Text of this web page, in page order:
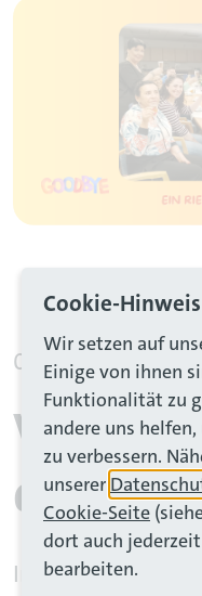
Karussell zu
Karussell
01. Juni 2026
den
Im Albert Schmidt
Cookie-Hinweis
Wir setzen auf
Einige von ihnen
Funktionalität zu
andere uns
zu verbessern.
unserer
Cookie-Seite
dort auch
bearbeiten.